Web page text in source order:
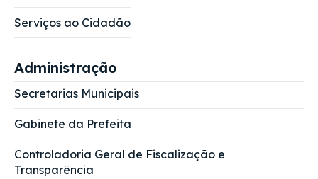
Serviços ao Cidadão
Administração
Secretarias Municipais
Gabinete da Prefeita
Controladoria Geral de Fiscalização e
Transparência